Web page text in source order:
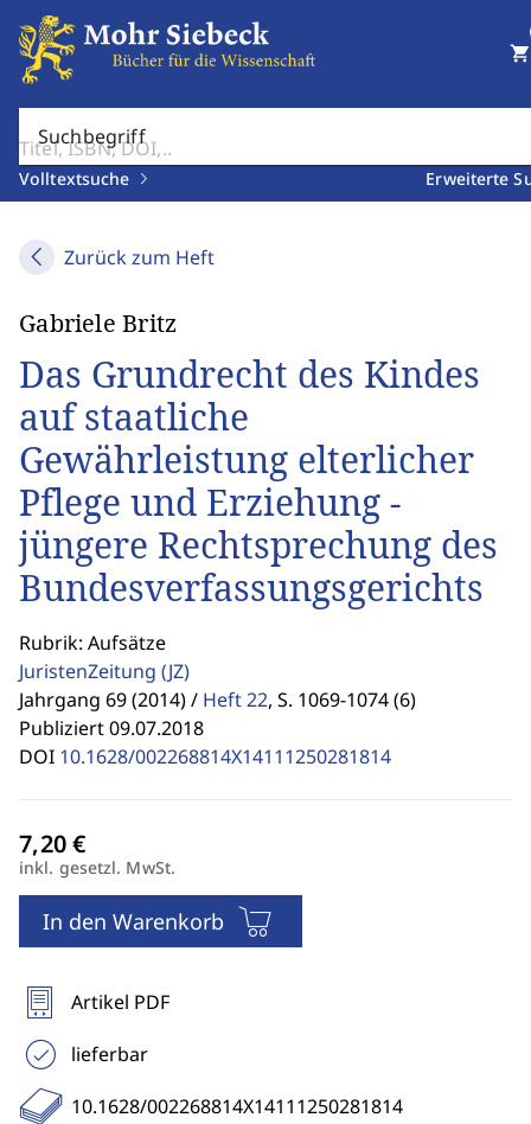
Suchbegriff
Volltextsuche Erweiterte
shopping_cart
Zurück zum Heft
Gabriele Britz
Das Grundrecht des Kindes
auf staatliche
Gewährleistung elterlicher
Pflege und Erziehung -
jüngere Rechtsprechung des
Bundesverfassungsgerichts
Rubrik: Aufsätze
JuristenZeitung (JZ)
Jahrgang 69 (2014) / Heft 22, S. 1069-1074 (6)
Publiziert 09.07.2018
DOI 10.1628/002268814X14111250281814
inkl. gesetzl. MwSt.
In den Warenkorb
Artikel PDF
lieferbar
10.1628/002268814X14111250281814